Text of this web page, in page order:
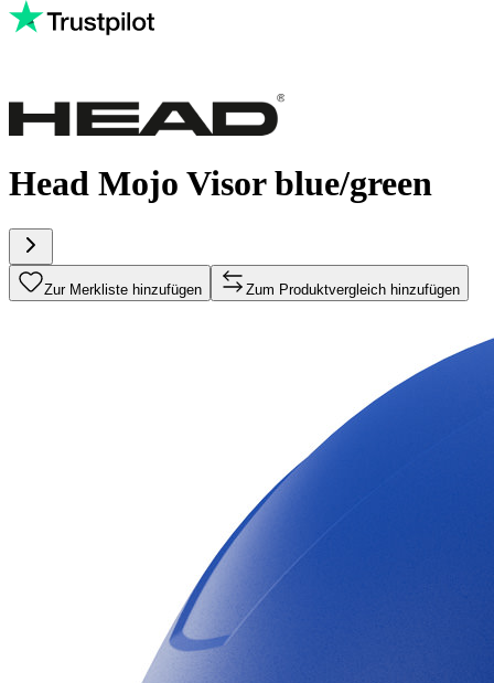
Head Mojo Visor blue/green
Zur Merkliste hinzufügen Zum Produktvergleich hinzufügen